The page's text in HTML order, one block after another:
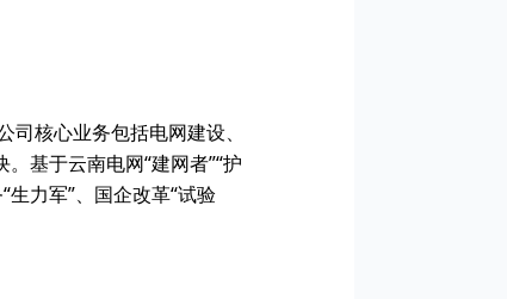
核心业务包括电网建设、
基于云南电网“建网者”“护
生力军”、国企改革“试验